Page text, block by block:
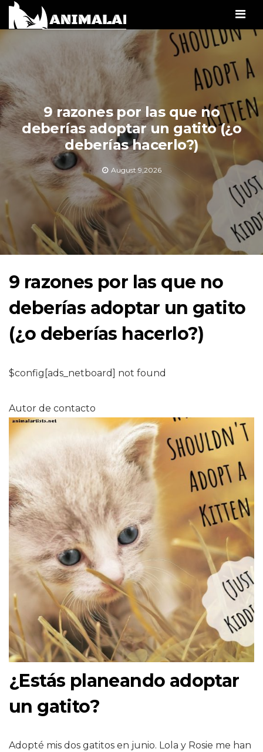
9 razones por las que no
deberías adoptar un gatito (¿o
deberías hacerlo?)
August 9,2026
9 razones por las que no
deberías adoptar un gatito
(¿o deberías hacerlo?)
$config[ads_netboard] not found
Autor de contacto
¿Estás planeando adoptar
un gatito?
Adopté mis dos gatitos en junio. Lola y Rosie me han